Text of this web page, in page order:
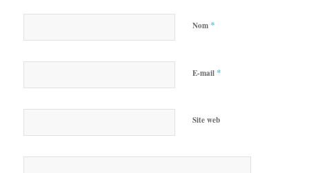
Nom *
E-mail *
Site web